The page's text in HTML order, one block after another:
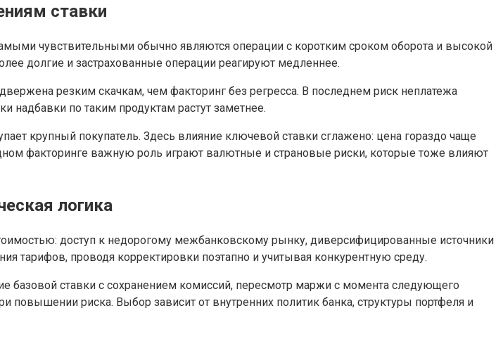
ставки
чувствительными обычно являются операции с коротким сроком оборота и высокой
долгие и застрахованные операции реагируют медленнее.
резким скачкам, чем факторинг без регресса. В последнем риск неплатежа
надбавки по таким продуктам растут заметнее.
крупный покупатель. Здесь влияние ключевой ставки сглажено: цена гораздо чаще
факторинге важную роль играют валютные и страновые риски, которые тоже влияют
логика
доступ к недорогому межбанковскому рынку, диверсифицированные источники
тарифов, проводя корректировки поэтапно и учитывая конкурентную среду.
ставки с сохранением комиссий, пересмотр маржи с момента следующего
риска. Выбор зависит от внутренних политик банка, структуры портфеля и